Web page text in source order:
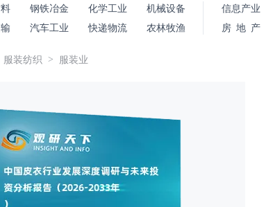
钢铁冶金 化学工业
机械设备
汽车工业 快递物流 农林牧渔
信息产业
房 地 产
服装纺织 服装业